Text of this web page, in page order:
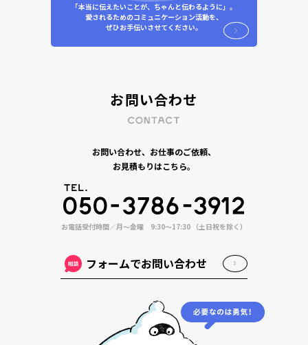
「本当に伝えたいことが、ちゃんと伝わるように」。
愛されるためのコミュニケーション活動を、
ぜひお手伝いさせてください。
お問い合わせ
お問い合わせ、お仕事のご依頼、
お見積もりはこちら。
お電話受付時間／月〜金曜 9:30〜17:30 （土日祝を除く）
フォームでお問い合わせ